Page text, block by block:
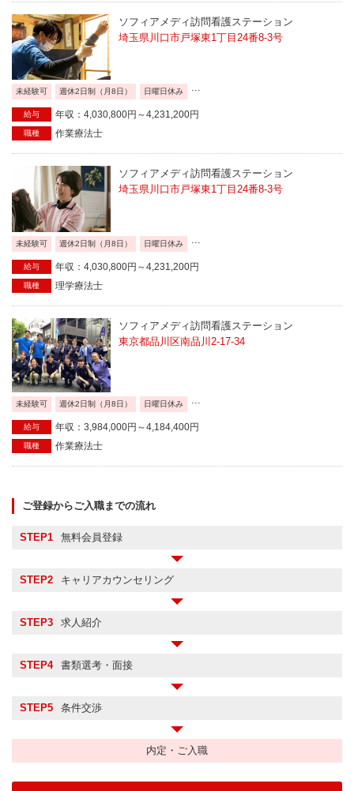
ソフィアメディ訪問看護ステーション
埼玉県川口市戸塚東1丁目24番8-3号
未経験可 週休2日制（月8日） 日曜日休み ...
給与 年収：4,030,800円～4,231,200円
職種 作業療法士
ソフィアメディ訪問看護ステーション
埼玉県川口市戸塚東1丁目24番8-3号
未経験可 週休2日制（月8日） 日曜日休み ...
給与 年収：4,030,800円～4,231,200円
職種 理学療法士
ソフィアメディ訪問看護ステーション
東京都品川区南品川2-17-34
未経験可 週休2日制（月8日） 日曜日休み ...
給与 年収：3,984,000円～4,184,400円
職種 作業療法士
ご登録からご入職までの流れ
STEP1 無料会員登録
STEP2 キャリアカウンセリング
STEP3 求人紹介
STEP4 書類選考・面接
STEP5 条件交渉
内定・ご入職